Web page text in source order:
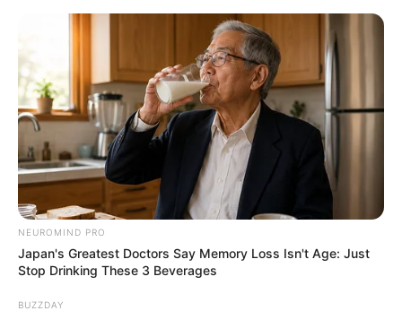
AU PETIT PARIEUR
Pronostic Gratuit du Tiercé Quinté PMU du jour
Menu
NEUROMIND PRO
Japan's Greatest Doctors Say Memory Loss Isn't Age: Just
Stop Drinking These 3 Beverages
BUZZDAY